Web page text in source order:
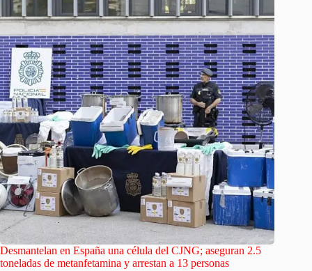
Desmantelan en España una célula del CJNG; aseguran 2.5
toneladas de metanfetamina y arrestan a 13 personas